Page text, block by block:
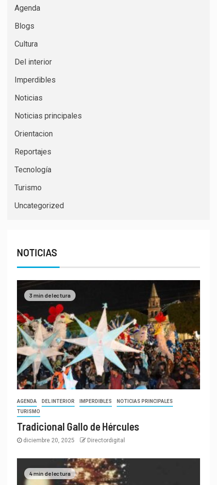
Agenda
Blogs
Cultura
Del interior
Imperdibles
Noticias
Noticias principales
Orientacion
Reportajes
Tecnología
Turismo
Uncategorized
NOTICIAS
3 min de lectura
AGENDA DEL INTERIOR IMPERDIBLES
NOTICIAS PRINCIPALES
TURISMO
Tradicional Gallo de Hércules
diciembre 20, 2025 Directordigital
4 min de lectura